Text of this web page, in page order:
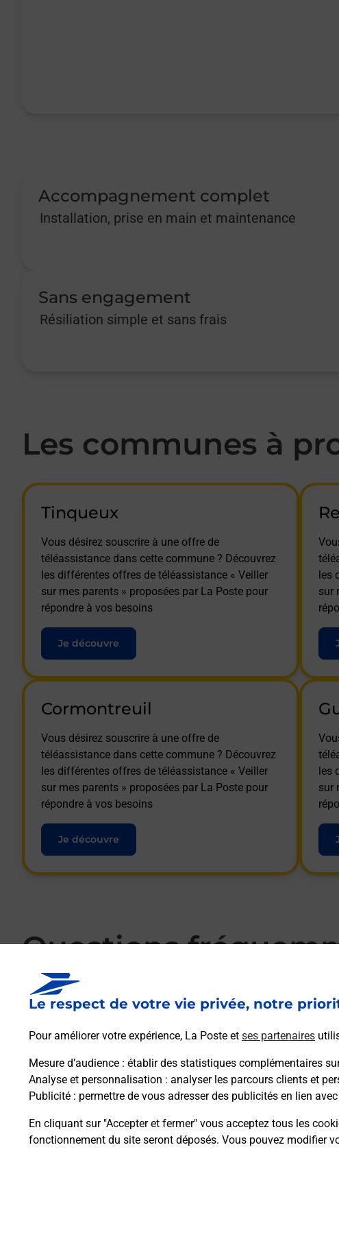
Le respect de votre vie privée, notre
Pour améliorer votre expérience, La Poste et ses partenaires
Mesure d’audience : établir des statistiques complémentaires
Analyse et personnalisation : analyser les parcours clients et
Publicité : permettre de vous adresser des publicités en lien
En cliquant sur "Accepter et fermer" vous acceptez tous les
fonctionnement du site seront déposés. Vous pouvez modifier
Accompagnement complet
Installation, prise en main et maintenance
Sans engagement
Résiliation simple et sans frais
Les communes à
Tinqueux
Vous désirez souscrire à une offre de
téléassistance dans cette commune ? Découvrez
les différentes offres de téléassistance « Veiller
sur mes parents » proposées par La Poste pour
répondre à vos besoins
Je découvre
les
sur
Cormontreuil
Vous désirez souscrire à une offre de
téléassistance dans cette commune ? Découvrez
les différentes offres de téléassistance « Veiller
sur mes parents » proposées par La Poste pour
répondre à vos besoins
Je découvre
les
sur
Questions
La téléassistance classique avec médaillon
Comment fonctionne la téléassistance classique
Comment est installée la téléassistance